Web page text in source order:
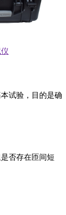
试验，目的是确
否存在匝间短